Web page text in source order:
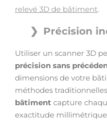
relevé 3D de bâtiment.
Précision
Utiliser un scanner 3D
précision sans
dimensions de votre
méthodes
bâtiment capture
exactitude